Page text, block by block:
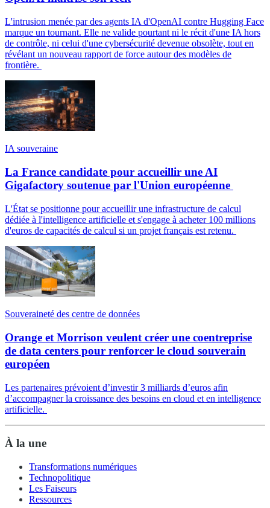
L'intrusion menée par des agents IA d'OpenAI contre Hugging Face
marque un tournant. Elle ne valide pourtant ni le récit d'une IA hors
de contrôle, ni celui d'une cybersécurité devenue obsolète, tout en
révélant un nouveau rapport de force autour des modèles de
frontière.
IA souveraine
La France candidate pour accueillir une AI
Gigafactory soutenue par l'Union européenne
L'État se positionne pour accueillir une infrastructure de calcul
dédiée à l'intelligence artificielle et s'engage à acheter 100 millions
d'euros de capacités de calcul si un projet français est retenu.
Souveraineté des centre de données
Orange et Morrison veulent créer une coentreprise
de data centers pour renforcer le cloud souverain
européen
Les partenaires prévoient d’investir 3 milliards d’euros afin
d’accompagner la croissance des besoins en cloud et en intelligence
artificielle.
À la une
Transformations numériques
Technopolitique
Les Faiseurs
Ressources